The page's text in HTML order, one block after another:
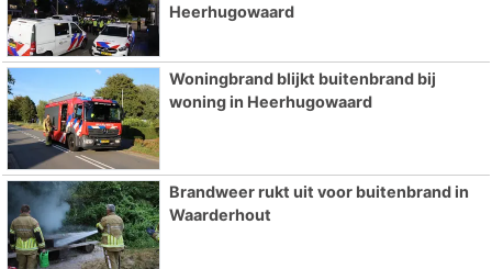
Heerhugowaard
Woningbrand blijkt buitenbrand bij
woning in Heerhugowaard
Brandweer rukt uit voor buitenbrand in
Waarderhout